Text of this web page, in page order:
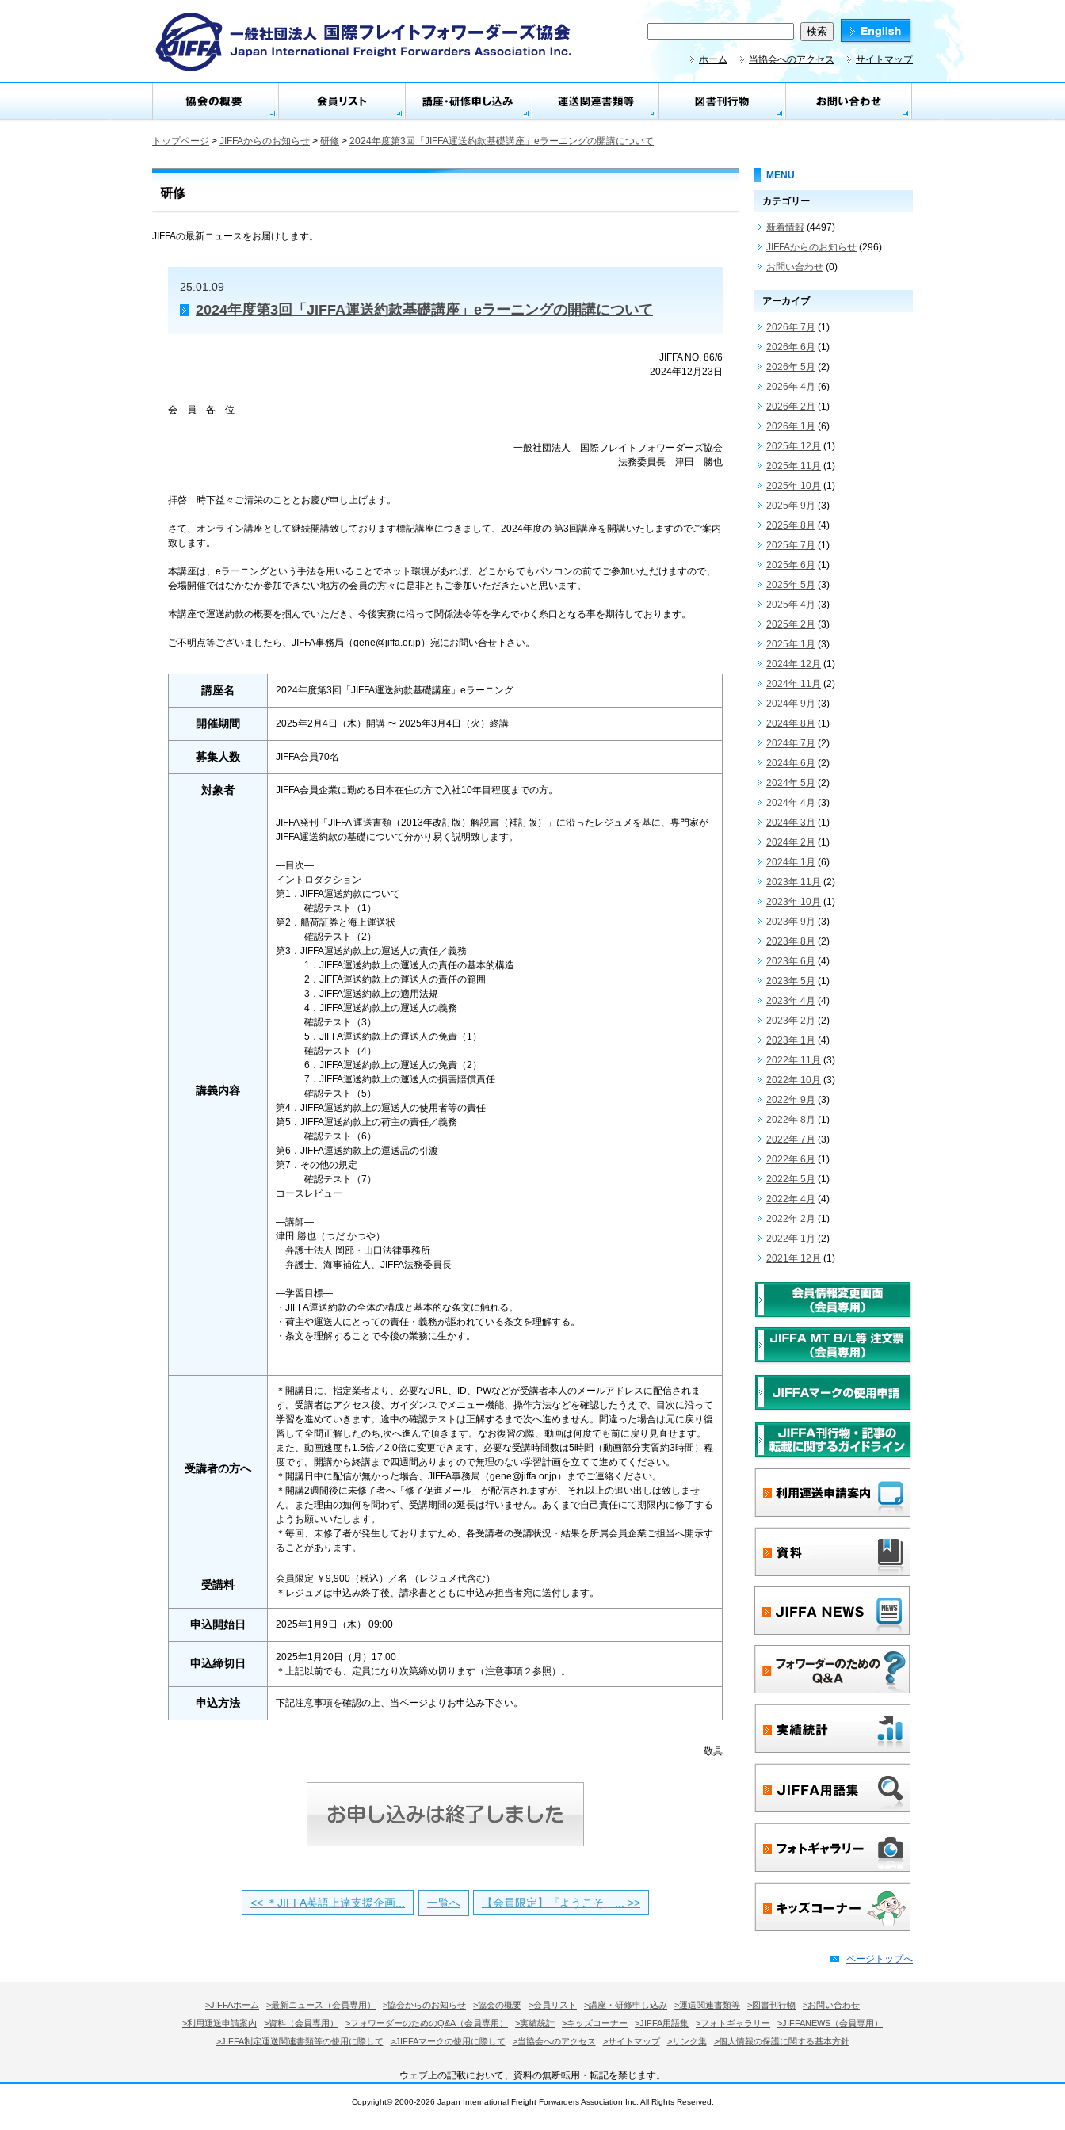
ホーム 当協会へのアクセス サイトマップ
トップページ > JIFFAからのお知らせ > 研修 > 2024年度第3回「JIFFA運送約款基礎講座」eラーニングの開講について
研修
JIFFAの最新ニュースをお届けします。
25.01.09
2024年度第3回「JIFFA運送約款基礎講座」eラーニングの開講について
JIFFA NO. 86/6
2024年12月23日
会 員 各 位
一般社団法人 国際フレイトフォワーダーズ協会
法務委員長 津田 勝也
拝啓 時下益々ご清栄のこととお慶び申し上げます。
さて、オンライン講座として継続開講致しております標記講座につきまして、2024年度の 第3回講座を開講いたしますのでご案内
致します。
本講座は、eラーニングという手法を用いることでネット環境があれば、どこからでもパソコンの前でご参加いただけますので、
会場開催ではなかなか参加できない地方の会員の方々に是非ともご参加いただきたいと思います。
本講座で運送約款の概要を掴んでいただき、今後実務に沿って関係法令等を学んでゆく糸口となる事を期待しております。
ご不明点等ございましたら、JIFFA事務局（gene@jiffa.or.jp）宛にお問い合せ下さい。
講座名 2024年度第3回「JIFFA運送約款基礎講座」eラーニング
開催期間 2025年2月4日（木）開講 〜 2025年3月4日（火）終講
募集人数 JIFFA会員70名
対象者 JIFFA会員企業に勤める日本在住の方で入社10年目程度までの方。
講義内容
JIFFA発刊「JIFFA 運送書類（2013年改訂版）解説書（補訂版）」に沿ったレジュメを基に、専門家が
JIFFA運送約款の基礎について分かり易く説明致します。
―目次―
イントロダクション
第1．JIFFA運送約款について
確認テスト（1）
第2．船荷証券と海上運送状
確認テスト（2）
第3．JIFFA運送約款上の運送人の責任／義務
1．JIFFA運送約款上の運送人の責任の基本的構造
2．JIFFA運送約款上の運送人の責任の範囲
3．JIFFA運送約款上の適用法規
4．JIFFA運送約款上の運送人の義務
確認テスト（3）
5．JIFFA運送約款上の運送人の免責（1）
確認テスト（4）
6．JIFFA運送約款上の運送人の免責（2）
7．JIFFA運送約款上の運送人の損害賠償責任
確認テスト（5）
第4．JIFFA運送約款上の運送人の使用者等の責任
第5．JIFFA運送約款上の荷主の責任／義務
確認テスト（6）
第6．JIFFA運送約款上の運送品の引渡
第7．その他の規定
確認テスト（7）
コースレビュー
―講師―
津田 勝也（つだ かつや）
弁護士法人 岡部・山口法律事務所
弁護士、海事補佐人、JIFFA法務委員長
―学習目標―
・JIFFA運送約款の全体の構成と基本的な条文に触れる。
・荷主や運送人にとっての責任・義務が謳われている条文を理解する。
・条文を理解することで今後の業務に生かす。
受講者の方へ
＊開講日に、指定業者より、必要なURL、ID、PWなどが受講者本人のメールアドレスに配信されま
す。受講者はアクセス後、ガイダンスでメニュー機能、操作方法などを確認したうえで、目次に沿って
学習を進めていきます。途中の確認テストは正解するまで次へ進めません。間違った場合は元に戻り復
習して全問正解したのち,次へ進んで頂きます。なお復習の際、動画は何度でも前に戻り見直せます。
また、動画速度も1.5倍／2.0倍に変更できます。必要な受講時間数は5時間（動画部分実質約3時間）程
度です。開講から終講まで四週間ありますので無理のない学習計画を立てて進めてください。
＊開講日中に配信が無かった場合、JIFFA事務局（gene@jiffa.or.jp）までご連絡ください。
＊開講2週間後に未修了者へ「修了促進メール」が配信されますが、それ以上の追い出しは致しませ
ん。また理由の如何を問わず、受講期間の延長は行いません。あくまで自己責任にて期限内に修了する
ようお願いいたします。
＊毎回、未修了者が発生しておりますため、各受講者の受講状況・結果を所属会員企業ご担当へ開示す
ることがあります。
受講料
会員限定 ￥9,900（税込）／名 （レジュメ代含む）
＊レジュメは申込み終了後、請求書とともに申込み担当者宛に送付します。
申込開始日 2025年1月9日（木） 09:00
申込締切日
2025年1月20日（月）17:00
＊上記以前でも、定員になり次第締め切ります（注意事項２参照）。
申込方法 下記注意事項を確認の上、当ページよりお申込み下さい。
敬具
<< ＊JIFFA英語上達支援企画... 一覧へ 【会員限定】『ようこそ ... >>
MENU
カテゴリー
新着情報 (4497)
JIFFAからのお知らせ (296)
お問い合わせ (0)
アーカイブ
2026年 7月 (1)
2026年 6月 (1)
2026年 5月 (2)
2026年 4月 (6)
2026年 2月 (1)
2026年 1月 (6)
2025年 12月 (1)
2025年 11月 (1)
2025年 10月 (1)
2025年 9月 (3)
2025年 8月 (4)
2025年 7月 (1)
2025年 6月 (1)
2025年 5月 (3)
2025年 4月 (3)
2025年 2月 (3)
2025年 1月 (3)
2024年 12月 (1)
2024年 11月 (2)
2024年 9月 (3)
2024年 8月 (1)
2024年 7月 (2)
2024年 6月 (2)
2024年 5月 (2)
2024年 4月 (3)
2024年 3月 (1)
2024年 2月 (1)
2024年 1月 (6)
2023年 11月 (2)
2023年 10月 (1)
2023年 9月 (3)
2023年 8月 (2)
2023年 6月 (4)
2023年 5月 (1)
2023年 4月 (4)
2023年 2月 (2)
2023年 1月 (4)
2022年 11月 (3)
2022年 10月 (3)
2022年 9月 (3)
2022年 8月 (1)
2022年 7月 (3)
2022年 6月 (1)
2022年 5月 (1)
2022年 4月 (4)
2022年 2月 (1)
2022年 1月 (2)
2021年 12月 (1)
ページトップへ
>JIFFAホーム >最新ニュース（会員専用） >協会からのお知らせ >協会の概要 >会員リスト >講座・研修申し込み >運送関連書類等 >図書刊行物
>お問い合わせ
>利用運送申請案内
>資料（会員専用） >フォワーダーのためのQ&A（会員専用） >実績統計 >キッズコーナー >JIFFA用語集 >フォトギャラリー
>JIFFANEWS（会員専用）
>JIFFA制定運送関連書類等の使用に際して
>JIFFAマークの使用に際して >当協会へのアクセス >サイトマップ >リンク集 >個人情報の保護に関する基本方針
ウェブ上の記載において、資料の無断転用・転記を禁じます。
Copyright© 2000-2026 Japan International Freight Forwarders Association Inc. All Rights Reserved.